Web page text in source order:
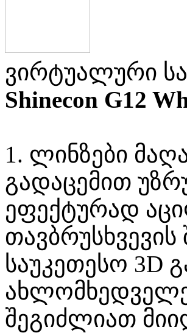
ვირტუალური
Shinecon G12
1. ლინზები
გადაცემით
ეფექტურად
საუკეთესო 3D
შეგიძლიათ